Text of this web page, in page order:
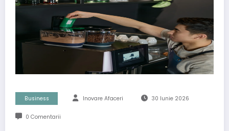
Business Inovare Afaceri 30 Iunie 2026
0 Comentarii